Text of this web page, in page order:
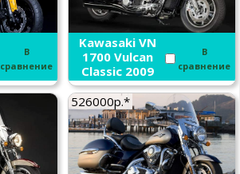
В
сравнение
Kawasaki VN
1700 Vulcan
Classic 2009
В
сравнение
526000р.*